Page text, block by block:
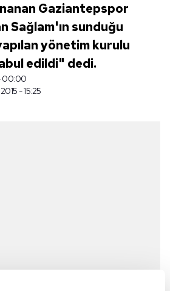
Gaziantepspor
Sağlam'ın sunduğu
yönetim kurulu
edildi" dedi.
00:00
- 15:25